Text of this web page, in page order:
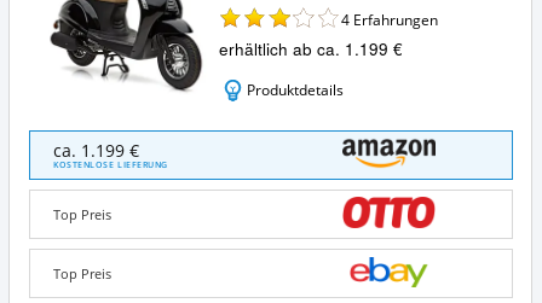
4 Erfahrungen
erhältlich ab ca. 1.199 €
Produktdetails
Motorroller
Nova
Motors
Grace
schwarz
Angebote:
Wo
ca. 1.199 €
KOSTENLOSE LIEFERUNG
Top Preis
Top Preis